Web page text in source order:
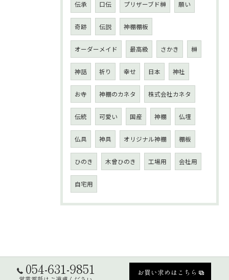
伝承 口伝 プリザーブド榊 願い
奇跡 伝説 神棚棚板
オーダーメイド 最高級 さかき 榊
神話 祈り 幸せ 日本 神社
お寺 神棚のカネタ 株式会社カネタ
伝統 可愛い 国産 神棚 仏壇
仏具 神具 オリジナル神棚 棚板
ひのき 木曾ひのき 工場用 会社用
自宅用
054-631-9851 お買い求めはこちら